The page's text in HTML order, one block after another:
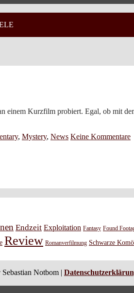
einem Kurzfilm probiert. Egal, ob mit
, Mystery, News Keine Kommentare
Endzeit Exploitation Fantasy Found
Review Romanverfilmung Schwarze
Notbom |